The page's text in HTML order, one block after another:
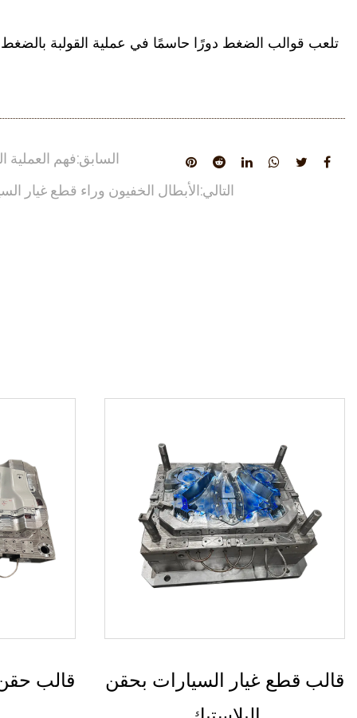
تلعب قوالب الضغط دورًا حاسمًا في عملية القولبة بالضغط،
السابق:فهم العملية
التالي:الأبطال الخفيون وراء قطع غيار
قالب
قالب حقن لقطع غيار السيارات